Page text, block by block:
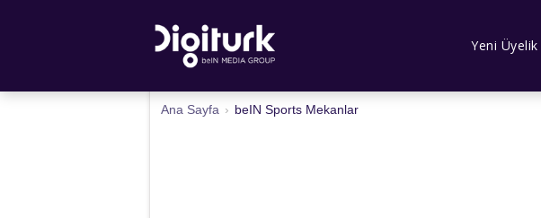
Yeni Üyelik
Ana Sayfa › beIN Sports Mekanlar